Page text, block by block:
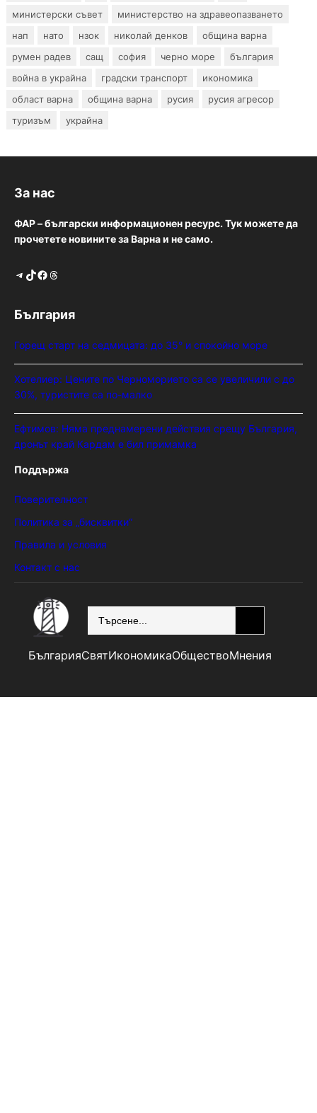
министерски съвет
министерство на здравеопазването
нап
нато нзок николай денков
община варна
румен радев
сащ софия черно море
българия
война в украйна
градски транспорт
икономика
област варна
община варна русия
русия агресор
туризъм
украйна
За нас
ФАР – български информационен ресурс. Тук можете да
прочетете новините за Варна и не само.
Telegram TikTok Facebook Threads
България
Горещ старт на седмицата: до 35° и спокойно море
Хотелиер: Цените по Черноморието са се увеличили с до
30%, туристите са по-малко
Ефтимов: Няма преднамерени действия срещу България,
дронът край Кардам е бил примамка
Поддържа
Поверителност
Политика за „бисквитки“
Правила и условия
Контакт с нас
БългарияСвятИкономикаОбществоМнения